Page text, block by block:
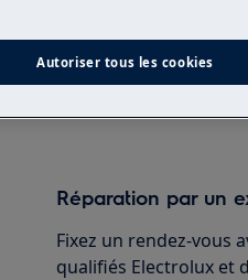
détachées d’origine
Acheter des pièces
Réparation par un
Fixez un rendez-vous
qualifiés Electrolux et
Autoriser tous les cookies